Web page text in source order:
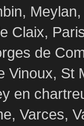
Claix,
de
Vinoux, St
en
Varces,